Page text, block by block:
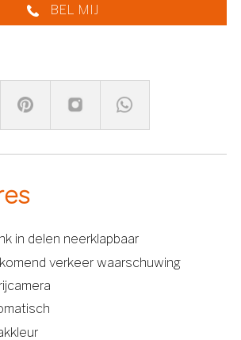
BEL MIJ
in delen neerklapbaar
verkeer waarschuwing